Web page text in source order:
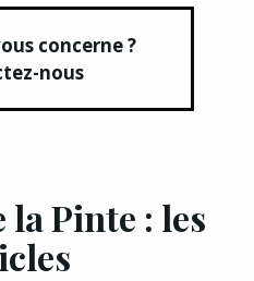
concerne ?
nous
la Pinte : les